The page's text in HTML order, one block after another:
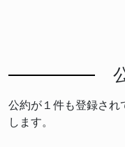
公約が１件も登録され
します。